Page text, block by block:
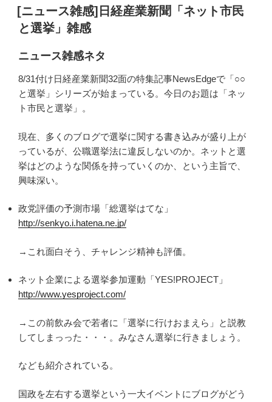
稿
日:
[ニュース雑感]日経産業新聞「ネット市民
と選挙」雑感
ニュース雑感ネタ
8/31付け日経産業新聞32面の特集記事NewsEdgeで「○○
と選挙」シリーズが始まっている。今日のお題は「ネッ
ト市民と選挙」。
現在、多くのブログで選挙に関する書き込みが盛り上が
っているが、公職選挙法に違反しないのか。ネットと選
挙はどのような関係を持っていくのか、という主旨で、
興味深い。
政党評価の予測市場「総選挙はてな」
http://senkyo.i.hatena.ne.jp/
→これ面白そう、チャレンジ精神も評価。
ネット企業による選挙参加運動「YES!PROJECT」
http://www.yesproject.com/
→この前飲み会で若者に「選挙に行けおまえら」と説教
してしまっった・・・。みなさん選挙に行きましょう。
なども紹介されている。
国政を左右する選挙という一大イベントにブログがどう